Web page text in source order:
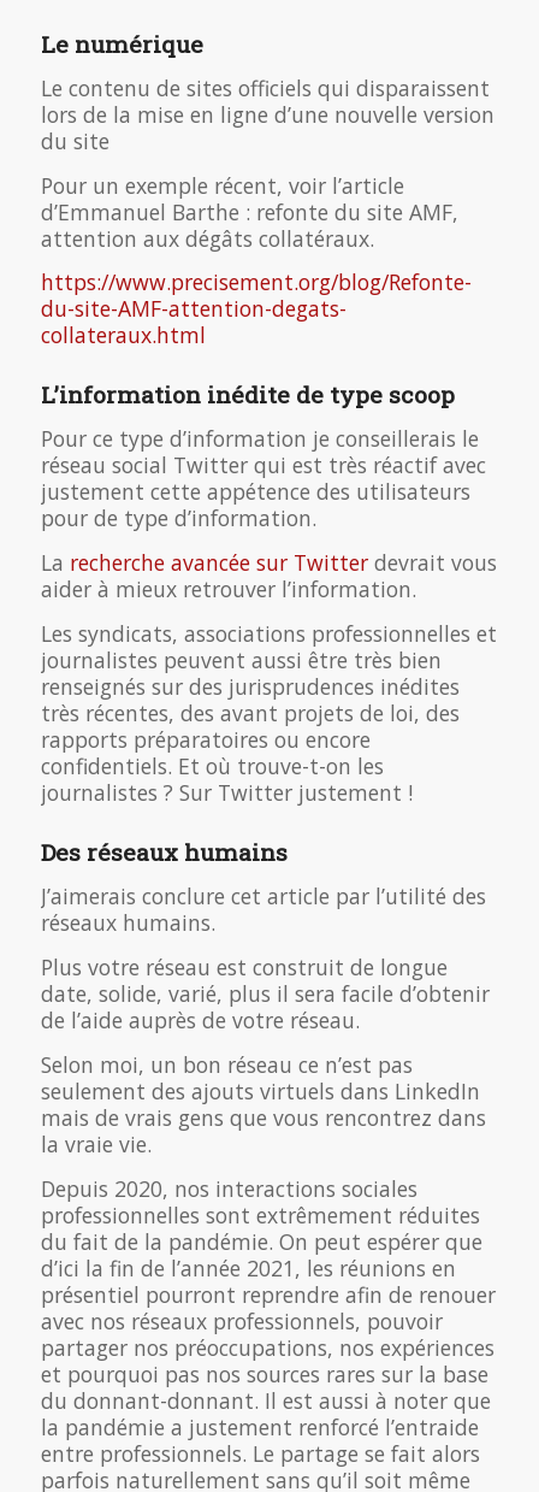
Le numérique
Le contenu de sites officiels qui disparaissent
lors de la mise en ligne d’une nouvelle version
du site
Pour un exemple récent, voir l’article
d’Emmanuel Barthe : refonte du site AMF,
attention aux dégâts collatéraux.
https://www.precisement.org/blog/Refonte-
du-site-AMF-attention-degats-
collateraux.html
L’information inédite de type scoop
Pour ce type d’information je conseillerais le
réseau social Twitter qui est très réactif avec
justement cette appétence des utilisateurs
pour de type d’information.
La recherche avancée sur Twitterdevrait vous
aider à mieux retrouver l’information.
Les syndicats, associations professionnelles et
journalistes peuvent aussi être très bien
renseignés sur des jurisprudences inédites
très récentes, des avant projets de loi, des
rapports préparatoires ou encore
confidentiels. Et où trouve-t-on les
journalistes ? Sur Twitter justement !
Des réseaux humains
J’aimerais conclure cet article par l’utilité des
réseaux humains.
Plus votre réseau est construit de longue
date, solide, varié, plus il sera facile d’obtenir
de l’aide auprès de votre réseau.
Selon moi, un bon réseau ce n’est pas
seulement des ajouts virtuels dans LinkedIn
mais de vrais gens que vous rencontrez dans
la vraie vie.
Depuis 2020, nos interactions sociales
professionnelles sont extrêmement réduites
du fait de la pandémie. On peut espérer que
d’ici la fin de l’année 2021, les réunions en
présentiel pourront reprendre afin de renouer
avec nos réseaux professionnels, pouvoir
partager nos préoccupations, nos expériences
et pourquoi pas nos sources rares sur la base
du donnant-donnant. Il est aussi à noter que
la pandémie a justement renforcé l’entraide
entre professionnels. Le partage se fait alors
parfois naturellement sans qu’il soit même